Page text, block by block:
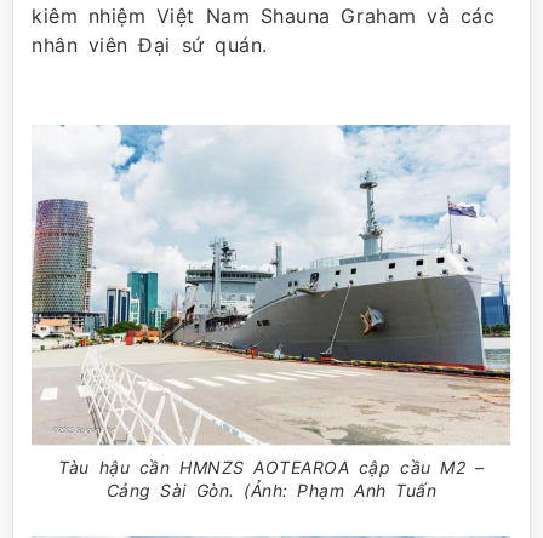
kiêm nhiệm Việt Nam Shauna Graham và các
nhân viên Đại sứ quán.
Tàu hậu cần HMNZS AOTEAROA cập cầu M2 –
Cảng Sài Gòn. (Ảnh: Phạm Anh Tuấn